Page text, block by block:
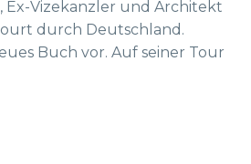
Ex-Vizekanzler und Architekt
durch Deutschland.
Buch vor. Auf seiner Tour